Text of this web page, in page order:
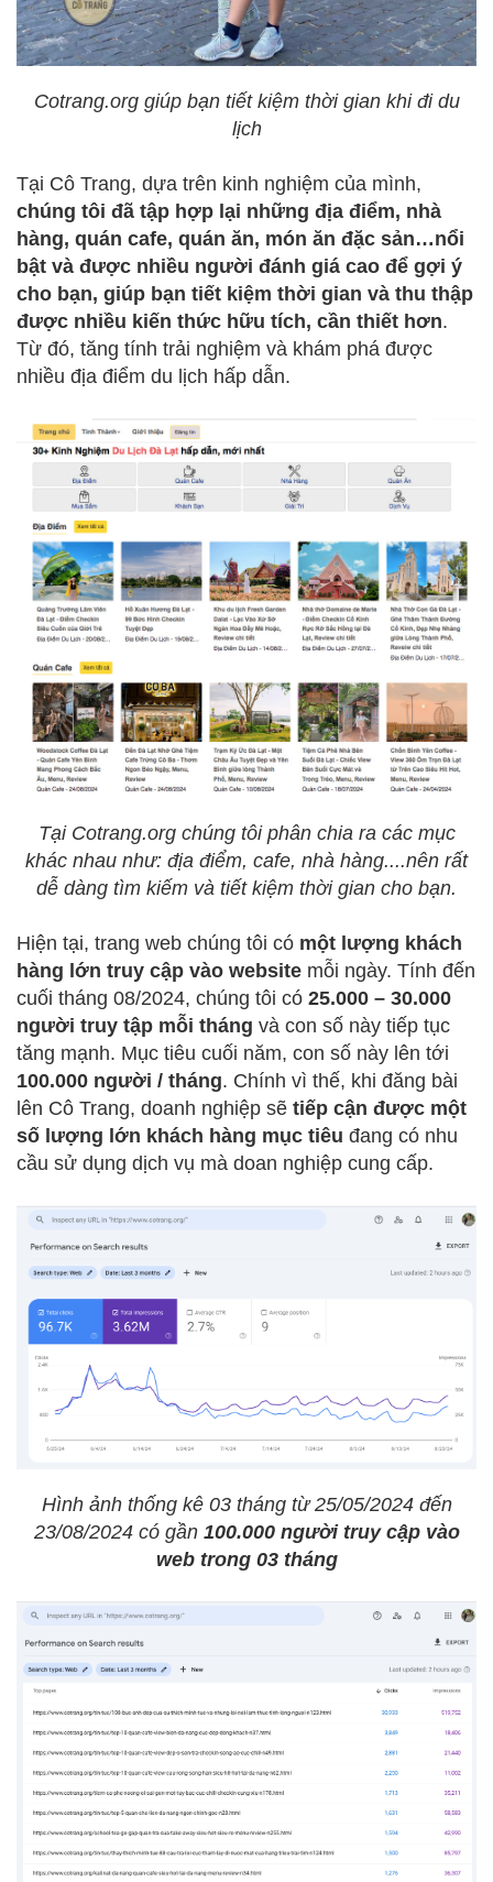
Cotrang.org giúp bạn tiết kiệm thời gian khi đi du
lịch
Tại Cô Trang, dựa trên kinh nghiệm của mình,
chúng tôi đã tập hợp lại những địa điểm, nhà
hàng, quán cafe, quán ăn, món ăn đặc sản…nổi
bật và được nhiều người đánh giá cao để gợi ý
cho bạn, giúp bạn tiết kiệm thời gian và thu thập
được nhiều kiến thức hữu tích, cần thiết hơn.
Từ đó, tăng tính trải nghiệm và khám phá được
nhiều địa điểm du lịch hấp dẫn.
Tại Cotrang.org chúng tôi phân chia ra các mục
khác nhau như: địa điểm, cafe, nhà hàng....nên rất
dễ dàng tìm kiếm và tiết kiệm thời gian cho bạn.
Hiện tại, trang web chúng tôi có một lượng khách
hàng lớn truy cập vào website mỗi ngày. Tính đến
cuối tháng 08/2024, chúng tôi có 25.000 – 30.000
người truy tập mỗi tháng và con số này tiếp tục
tăng mạnh. Mục tiêu cuối năm, con số này lên tới
100.000 người / tháng. Chính vì thế, khi đăng bài
lên Cô Trang, doanh nghiệp sẽ tiếp cận được một
số lượng lớn khách hàng mục tiêu đang có nhu
cầu sử dụng dịch vụ mà doan nghiệp cung cấp.
Hình ảnh thống kê 03 tháng từ 25/05/2024 đến
23/08/2024 có gần 100.000 người truy cập vào
web trong 03 tháng